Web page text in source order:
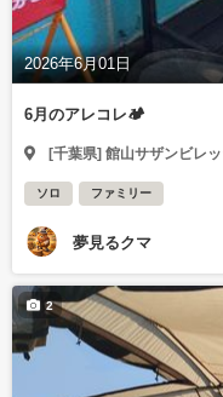
2026年6月01日
6月のアレコレ🏕
[千葉県] 館山サザンビレ
ソロ ファミリー
夢見るクマ
2